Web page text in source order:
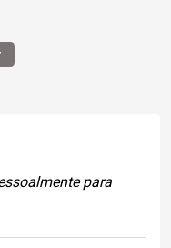
para